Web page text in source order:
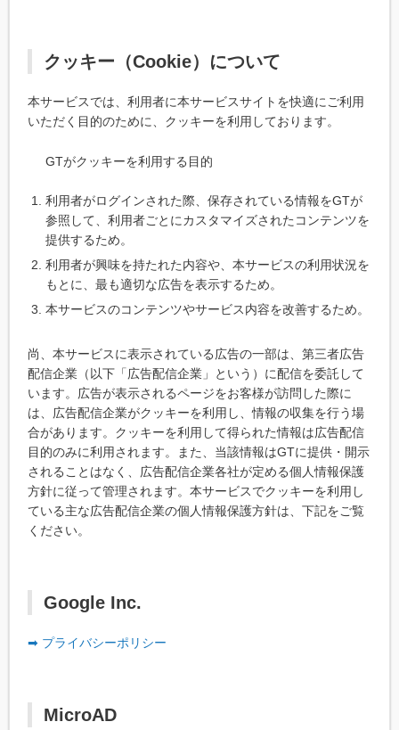
クッキー（Cookie）について
本サービスでは、利用者に本サービスサイトを快適にご利用
いただく目的のために、クッキーを利用しております。
GTがクッキーを利用する目的
利用者がログインされた際、保存されている情報をGTが
参照して、利用者ごとにカスタマイズされたコンテンツを
提供するため。
利用者が興味を持たれた内容や、本サービスの利用状況を
もとに、最も適切な広告を表示するため。
本サービスのコンテンツやサービス内容を改善するため。
尚、本サービスに表示されている広告の一部は、第三者広告
配信企業（以下「広告配信企業」という）に配信を委託して
います。広告が表示されるページをお客様が訪問した際に
は、広告配信企業がクッキーを利用し、情報の収集を行う場
合があります。クッキーを利用して得られた情報は広告配信
目的のみに利用されます。また、当該情報はGTに提供・開示
されることはなく、広告配信企業各社が定める個人情報保護
方針に従って管理されます。本サービスでクッキーを利用し
ている主な広告配信企業の個人情報保護方針は、下記をご覧
ください。
Google Inc.
➡ プライバシーポリシー
MicroAD